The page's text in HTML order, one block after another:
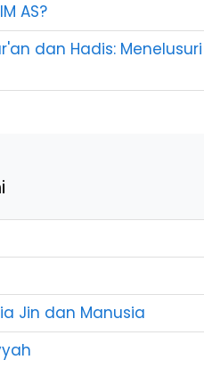
AS?
dan Hadis: Menelusuri
Jin dan Manusia